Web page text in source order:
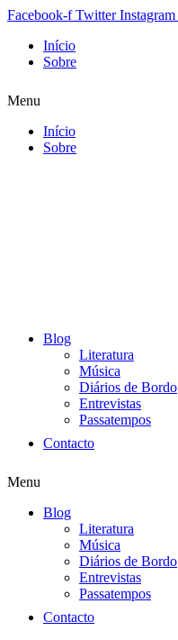
Facebook-f Twitter Instagram
Início
Sobre
Menu
Início
Sobre
Blog
Literatura
Música
Diários de Bordo
Entrevistas
Passatempos
Contacto
Menu
Blog
Literatura
Música
Diários de Bordo
Entrevistas
Passatempos
Contacto